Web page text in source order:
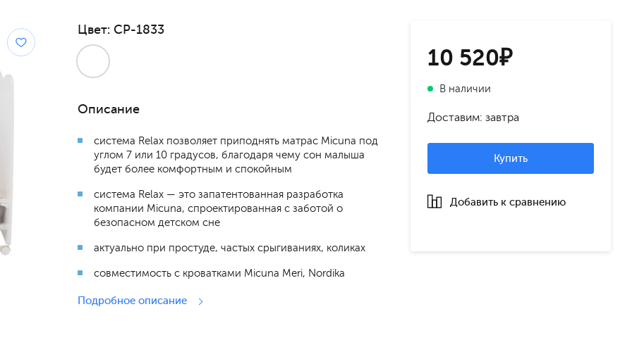
10 520₽
В наличии
Доставим: завтра
Купить
Добавить к сравнению
Цвет: CP-1833
Описание
система Relax позволяет приподнять матрас Micuna под
углом 7 или 10 градусов, благодаря чему сон малыша
будет более комфортным и спокойным
система Relax — это запатентованная разработка
компании Micuna, спроектированная с заботой о
безопасном детском сне
актуально при простуде, частых срыгиваниях, коликах
совместимость с кроватками Micuna Meri, Nordika
Подробное описание